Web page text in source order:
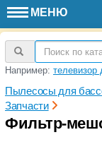
МЕНЮ
Например: телевизор
Пылесосы для
Запчасти
Фильтр-